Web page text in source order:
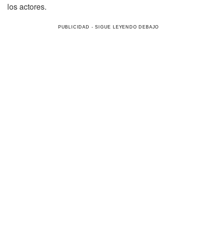
los actores.